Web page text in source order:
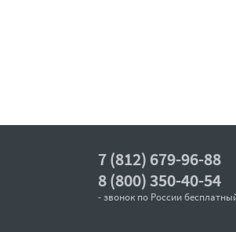
7 (812) 679-96-88
8 (800) 350-40-54
- звонок по России